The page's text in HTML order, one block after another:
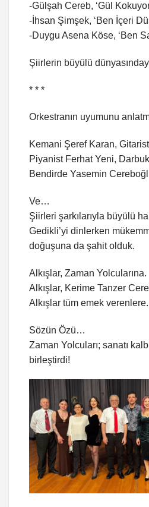
-Gülşah Cereb, ‘Gül
-İhsan Şimşek, ‘Ben İçeri
-Duygu Asena Köse, ‘Ben
Şiirlerin büyülü
* * *
Orkestranın uyumunu
Kemani Şeref Karan,
Piyanist Ferhat Yeni,
Bendirde Yasemin
Ve…
Şiirleri şarkılarıyla büyülü
Gedikli’yi dinlerken
doğuşuna da şahit olduk.
Alkışlar, Zaman Yolcularına.
Alkışlar, Kerime Tanzer
Alkışlar tüm emek verenlere.
Sözün Özü…
Zaman Yolcuları; sanatı
birleştirdi!